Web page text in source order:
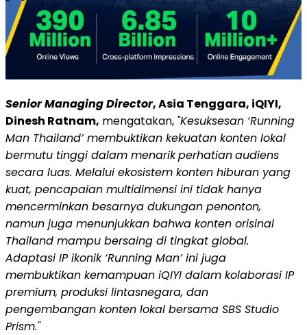
Senior Managing Director, Asia Tenggara, iQIYI,
Dinesh Ratnam, mengatakan, "Kesuksesan ‘Running
Man Thailand’ membuktikan kekuatan konten lokal
bermutu tinggi dalam menarikperhatianaudiens
secara luas. Melalui ekosistem konten hiburan yang
kuat, pencapaian multidimensi ini tidak hanya
mencerminkan besarnya dukungan penonton,
namun juga menunjukkan bahwa konten orisinal
Thailand mampu bersaing di tingkat global.
Adaptasi IP ikonik ‘Running Man’ ini juga
membuktikan kemampuan iQIYI dalam kolaborasi IP
premium, produksi lintasnegara, dan
pengembangan konten lokal bersama SBS Studio
Prism."